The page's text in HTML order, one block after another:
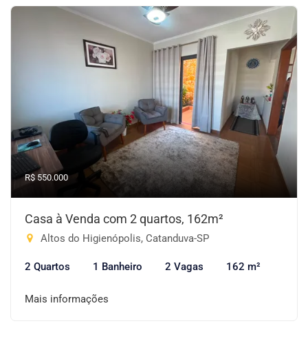
R$ 550.000
Casa à Venda com 2 quartos, 162m²
Altos do Higienópolis, Catanduva-SP
2 Quartos 1 Banheiro 2 Vagas 162 m²
Mais informações